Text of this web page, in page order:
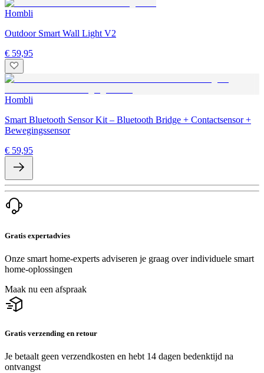
Hombli
Outdoor Smart Wall Light V2
€ 59,95
Hombli
Smart Bluetooth Sensor Kit – Bluetooth Bridge + Contactsensor +
Bewegingssensor
€ 59,95
Gratis expertadvies
Onze smart home-experts adviseren je graag over individuele smart
home-oplossingen
Maak nu een afspraak
Gratis verzending en retour
Je betaalt geen verzendkosten en hebt 14 dagen bedenktijd na
ontvangst